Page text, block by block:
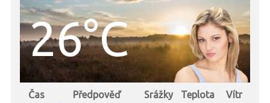
26°C
Čas Předpověď Srážky Teplota
Vítr